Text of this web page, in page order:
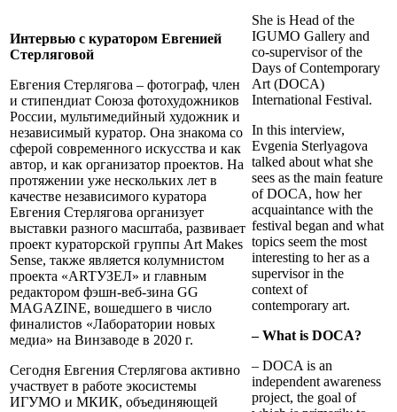
Интервью с куратором Евгенией
Стерляговой
Евгения Стерлягова – фотограф, член
и стипендиат Союза фотохудожников
России, мультимедийный художник и
независимый куратор. Она знакома со
сферой современного искусства и как
автор, и как организатор проектов. На
протяжении уже нескольких лет в
качестве независимого куратора
Евгения Стерлягова организует
выставки разного масштаба, развивает
проект кураторской группы Art Makes
Sense, также является колумнистом
проекта «ARTУЗЕЛ» и главным
редактором фэшн-веб-зина GG
MAGAZINE, вошедшего в число
финалистов «Лаборатории новых
медиа» на Винзаводе в 2020 г.
Сегодня Евгения Стерлягова активно
участвует в работе экосистемы
ИГУМО и МКИК, объединяющей
She is Head of the
IGUMO Gallery and
co-supervisor of the
Days of Contemporary
Art (DOCA)
International Festival.
In this interview,
Evgenia Sterlyagova
talked about what she
sees as the main feature
of DOCA, how her
acquaintance with the
festival began and what
topics seem the most
interesting to her as a
supervisor in the
context of
contemporary art.
– What is DOCA?
– DOCA is an
independent awareness
project, the goal of